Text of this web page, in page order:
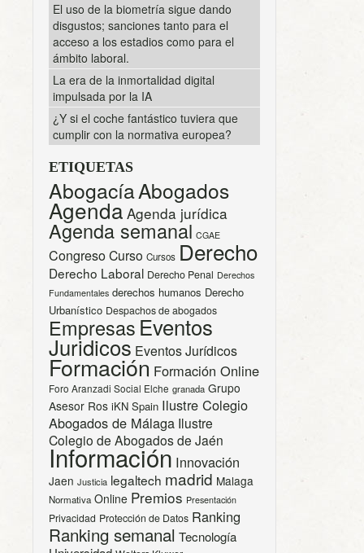
El uso de la biometría sigue dando
disgustos; sanciones tanto para el
acceso a los estadios como para el
ámbito laboral.
La era de la inmortalidad digital
impulsada por la IA
¿Y si el coche fantástico tuviera que
cumplir con la normativa europea?
ETIQUETAS
AbogacíaAbogados
Agenda Agenda jurídica
Agenda semanal CGAE
CongresoCurso Cursos Derecho
Derecho Laboral Derecho Penal Derechos
Fundamentales derechos humanos Derecho
Urbanístico Despachos de abogados
Empresas Eventos
Juridicos Eventos Jurídicos
Formación Formación Online
Foro Aranzadi Social Elche granada Grupo
Asesor Ros iKN Spain Ilustre Colegio
Abogados de Málaga Ilustre
Colegio de Abogados de Jaén
Información Innovación
Jaen Justicia legaltech madrid Malaga
Normativa Online Premios Presentación
Privacidad Protección de Datos Ranking
Ranking semanal Tecnología